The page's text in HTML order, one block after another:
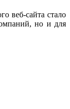
веб-сайта стало
но и для